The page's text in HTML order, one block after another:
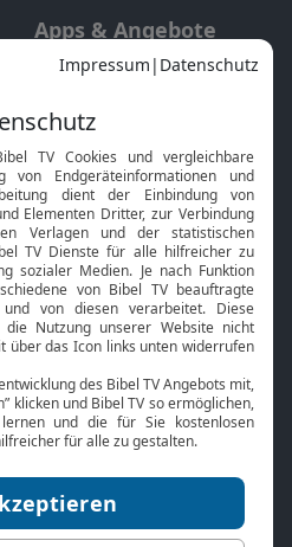
Apps & Angebote
Mobile App
Smart TV
HbbTV
Bibelthek Online-Bibel
Nächster Gottesdienst
Service
Kontakt
TV-Empfang